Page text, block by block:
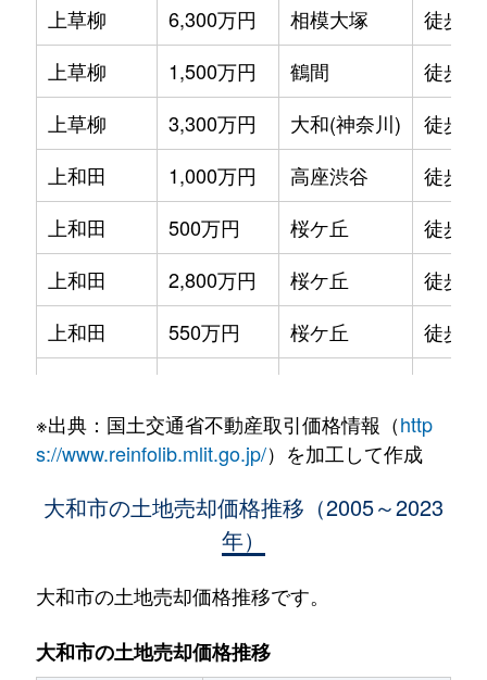
上草柳
6,300万円 相模大塚
徒歩3
上草柳
1,500万円 鶴間
徒歩
上草柳
3,300万円 大和(神奈川)
徒歩
上和田
1,000万円 高座渋谷
徒歩
上和田
500万円 桜ケ丘
徒歩
上和田
2,800万円 桜ケ丘
徒歩
上和田
550万円 桜ケ丘
徒歩
桜森
12,000万円 相模大塚
徒歩3
2,700万円
渋谷
2,400万円 高座渋谷
渋谷
9,100万円
※出典：国土交通省不動産取引価格情報（http
s://www.reinfolib.mlit.go.jp/）を加工して作成
大和市の土地売却価格推移（2005～2023
年）
大和市の土地売却価格推移です。
大和市の土地売却価格推移